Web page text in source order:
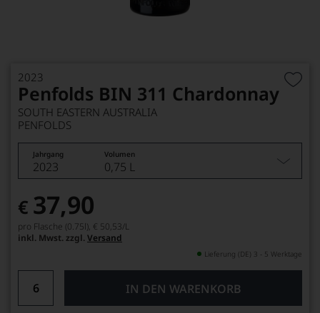
2023
Penfolds BIN 311 Chardonnay
SOUTH EASTERN AUSTRALIA
PENFOLDS
Jahrgang Volumen
2023 0,75 L
€ 37,90
pro Flasche (0.75l), € 50,53/L
inkl. Mwst. zzgl. Versand
Lieferung (DE) 3 - 5 Werktage
IN DEN WARENKORB